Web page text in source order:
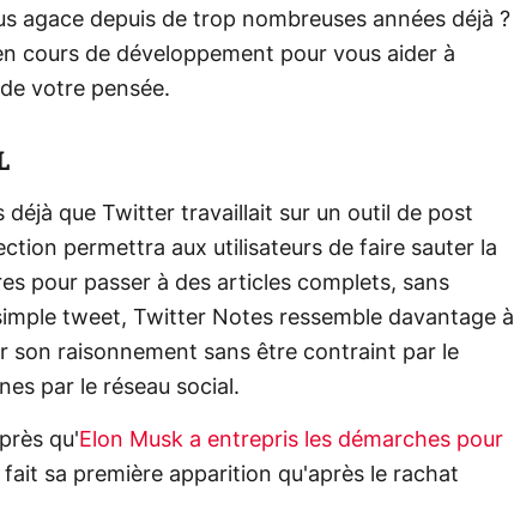
agace depuis de trop nombreuses années déjà ?
cours de développement pour vous aider à
votre pensée.
déjà que Twitter travaillait sur un outil de post
permettra aux utilisateurs de faire sauter la
pour passer à des articles complets, sans
tweet, Twitter Notes ressemble davantage à
son raisonnement sans être contraint par le
par le réseau social.
qu' Elon Musk a entrepris les démarches pour
fait sa première apparition qu'après le rachat